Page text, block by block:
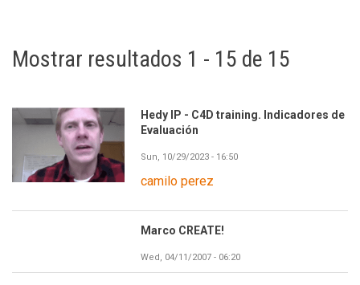
Mostrar resultados 1 - 15 de 15
Hedy IP - C4D training. Indicadores de
Evaluación
Sun, 10/29/2023 - 16:50
camilo perez
Marco CREATE!
Wed, 04/11/2007 - 06:20